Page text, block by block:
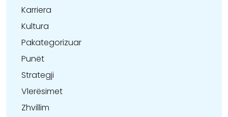
Karriera
Kultura
Pakategorizuar
Punët
Strategji
Vlerësimet
Zhvillim